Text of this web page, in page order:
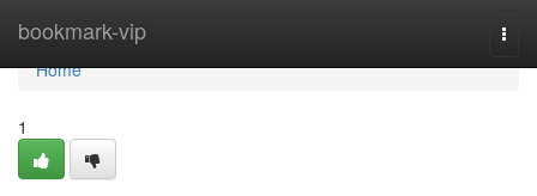
bookmark-vip
Home
Home
1